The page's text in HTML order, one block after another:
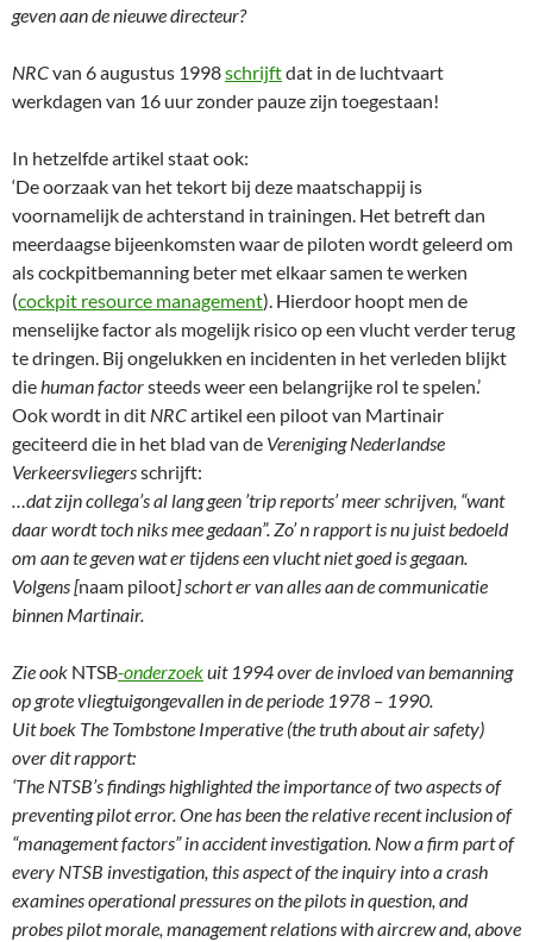
geven aan de nieuwe directeur?
NRCvan 6 augustus 1998schrijftdat in de luchtvaart
werkdagen van 16 uur zonder pauze zijn toegestaan!
In hetzelfde artikel staat ook:
‘De oorzaak van het tekort bij deze maatschappij is
voornamelijk de achterstand in trainingen. Het betreft dan
meerdaagse bijeenkomsten waar de piloten wordt geleerd om
als cockpitbemanning beter met elkaar samen te werken
(cockpit resource management). Hierdoor hoopt men de
menselijke factor als mogelijk risico op een vlucht verder terug
te dringen. Bij ongelukken en incidenten in het verleden blijkt
diehuman factorsteeds weer een belangrijke rol te spelen.’
Ook wordt in dit NRCartikel een piloot van Martinair
geciteerd die in het blad van de Vereniging Nederlandse
Verkeersvliegersschrijft:
…dat zijn collega’s al lang geen ’trip reports’ meer schrijven, “want
daar wordt toch niks mee gedaan”. Zo’ n rapport is nu juist bedoeld
om aan te geven wat er tijdens een vlucht niet goed is gegaan.
Volgens [naam piloot] schort er van alles aan de communicatie
binnen Martinair.
Zie ook NTSB-onderzoekuit 1994 over de invloed van bemanning
op grote vliegtuigongevallen in de periode 1978 – 1990.
Uit boek The Tombstone Imperative (the truth about air safety)
over dit rapport:
‘The NTSB’s findings highlighted the importance of two aspects of
preventing pilot error. One has been the relative recent inclusion of
“management factors” in accident investigation. Now a firm part of
every NTSB investigation, this aspect of the inquiry into a crash
examines operational pressures on the pilots in question, and
probes pilot morale, management relations with aircrew and, above